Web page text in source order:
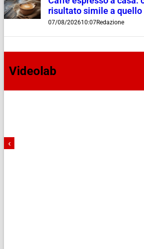
risultato simile a quello
07/08/202610:07Redazione
Videolab
‹